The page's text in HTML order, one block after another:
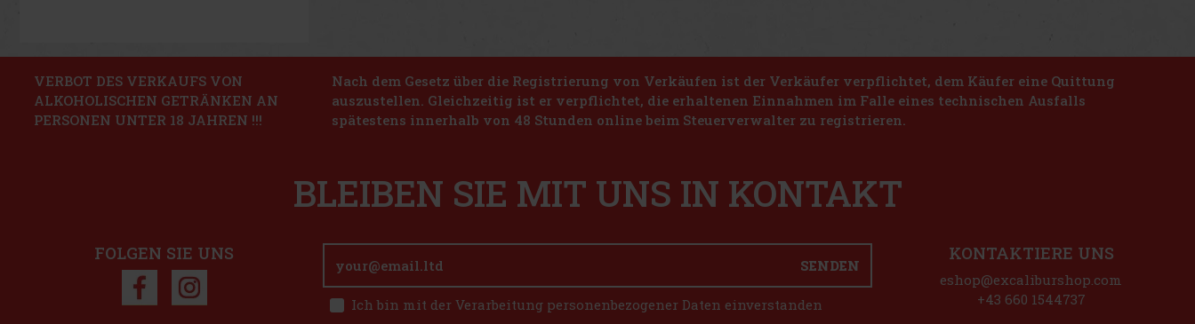
VERBOT DES VERKAUFS VON
ALKOHOLISCHEN GETRÄNKEN AN
PERSONEN UNTER 18 JAHREN !!!
Nach dem Gesetz über die Registrierung von Verkäufen ist der Verkäufer verpflichtet, dem Käufer eine Quittung
auszustellen. Gleichzeitig ist er verpflichtet, die erhaltenen Einnahmen im Falle eines technischen Ausfalls
spätestens innerhalb von 48 Stunden online beim Steuerverwalter zu registrieren.
BLEIBEN SIE MIT UNS IN KONTAKT
FOLGEN SIE UNS
SENDEN
Ich bin mit der Verarbeitung personenbezogener Daten einverstanden
KONTAKTIERE UNS
eshop@excaliburshop.com
+43 660 1544737